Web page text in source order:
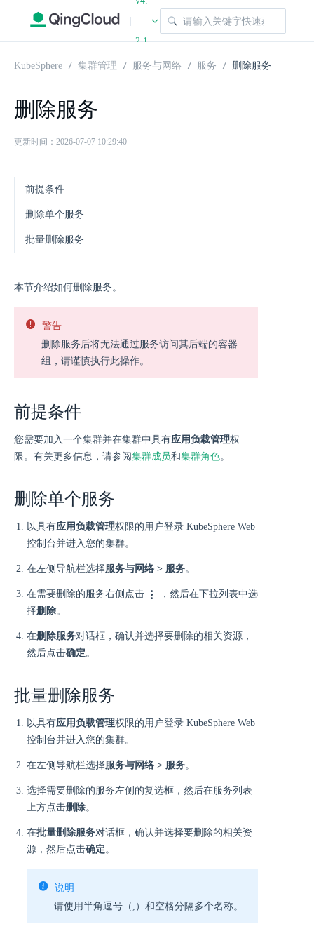
|
2.1
KubeSphere 集群管理 服务与网络 服务 删除服务
删除服务
更新时间：2026-07-07 10:29:40
前提条件
删除单个服务
批量删除服务
本节介绍如何删除服务。
警告
删除服务后将无法通过服务访问其后端的容器
组，请谨慎执行此操作。
前提条件
您需要加入一个集群并在集群中具有应用负载管理权
限。有关更多信息，请参阅集群成员和集群角色。
删除单个服务
以具有应用负载管理权限的用户登录 KubeSphere Web
控制台并进入您的集群。
在左侧导航栏选择服务与网络 > 服务。
在需要删除的服务右侧点击
，然后在下拉列表中选
择删除。
在删除服务对话框，确认并选择要删除的相关资源，
然后点击确定。
批量删除服务
以具有应用负载管理权限的用户登录 KubeSphere Web
控制台并进入您的集群。
在左侧导航栏选择服务与网络 > 服务。
选择需要删除的服务左侧的复选框，然后在服务列表
上方点击删除。
在批量删除服务对话框，确认并选择要删除的相关资
源，然后点击确定。
说明
请使用半角逗号（,）和空格分隔多个名称。